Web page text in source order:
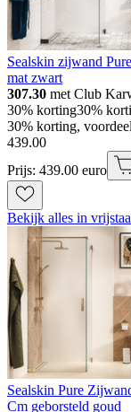
Sealskin zijwand
mat zwart
307.30 met Club
30% korting30%
30% korting,
439.00
Prijs: 439.00 euro
Bekijk alles in
Sealskin Pure
Cm geborsteld goud